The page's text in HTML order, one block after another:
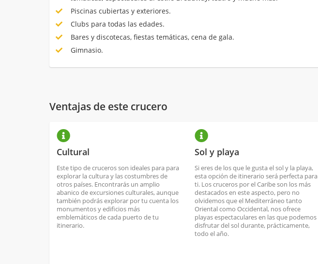
Piscinas cubiertas y exteriores.
Clubs para todas las edades.
Bares y discotecas, fiestas temáticas, cena de gala.
Gimnasio.
Ventajas de este crucero
Cultural
Este tipo de cruceros son ideales para para
explorar la cultura y las costumbres de
otros países. Encontrarás un amplio
abanico de excursiones culturales, aunque
también podrás explorar por tu cuenta los
monumentos y edificios más
emblemáticos de cada puerto de tu
itinerario.
Sol y playa
Si eres de los que le gusta el sol y la playa,
esta opción de itinerario será perfecta para
ti. Los cruceros por el Caribe son los más
destacados en este aspecto, pero no
olvidemos que el Mediterráneo tanto
Oriental como Occidental, nos ofrece
playas espectaculares en las que podemos
disfrutar del sol durante, prácticamente,
todo el año.